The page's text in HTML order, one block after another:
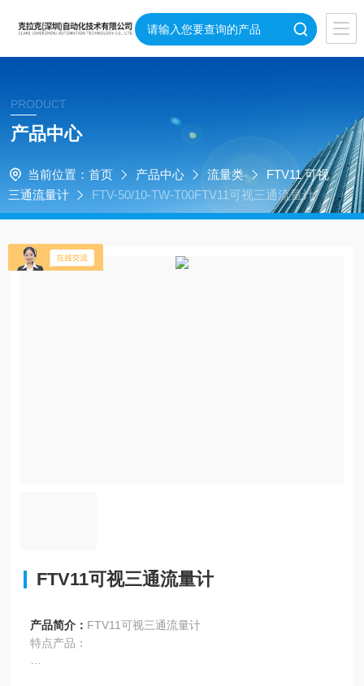
PRODUCT
产品中心
当前位置： 首页 产品中心 流量类
FTV11 可视
三通流量计
FTV-50/10-TW-T00FTV11可视三通流量计
FTV11可视三通流量计
产品简介： FTV11可视三通流量计
特点产品：